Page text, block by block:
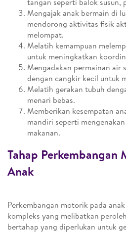
Mengajak anak bermain di
mendorong aktivitas fisik
melompat.
Melatih kemampuan
untuk meningkatkan
Mengadakan permainan air
dengan cangkir kecil untuk
Melatih gerakan tubuh
menari bebas.
Memberikan kesempatan
mandiri seperti
makanan.
Tahap Perkembangan
Anak
Perkembangan motorik pada
kompleks yang melibatkan
bertahap yang diperlukan untuk